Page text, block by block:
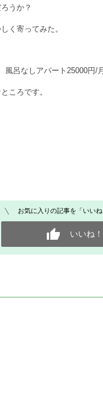
うか？
く寄ってみた。
風呂なしアパート25000円/
ころです。
お気に入りの記事を「いい
いいね！